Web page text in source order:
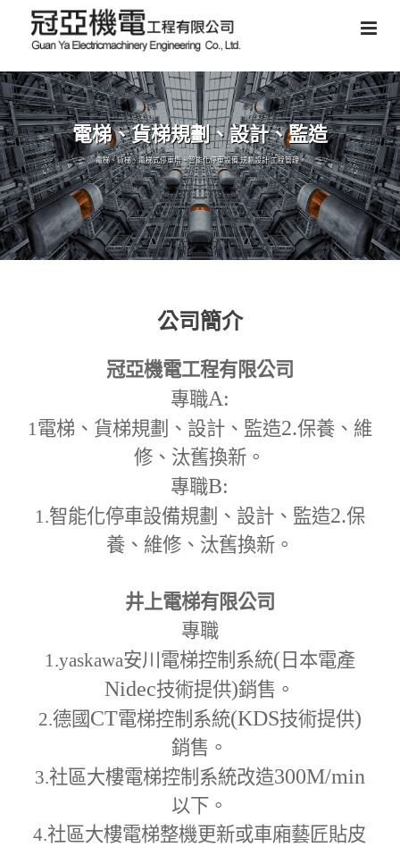
電梯、貨梯規劃、設計、監造
電梯、貨梯、電梯式停車塔、智能化停車設備,規劃設計,工程管理。
公司簡介
冠亞機電工程有限公司
專職A:
1電梯、貨梯規劃、設計、監造2.保養、維
修、汰舊換新。
專職B:
1.智能化停車設備規劃、設計、監造2.保
養、維修、汰舊換新。
井上電梯有限公司
專職
1.yaskawa安川電梯控制系統( 日本電產
Nidec技術提供)銷售。
2.德國 CT電梯控制系統(KDS技術提供)
銷售。
3.社區大樓電梯控制系統改造300M/min
以下。
4.社區大樓電梯整機更新或車廂藝匠貼皮